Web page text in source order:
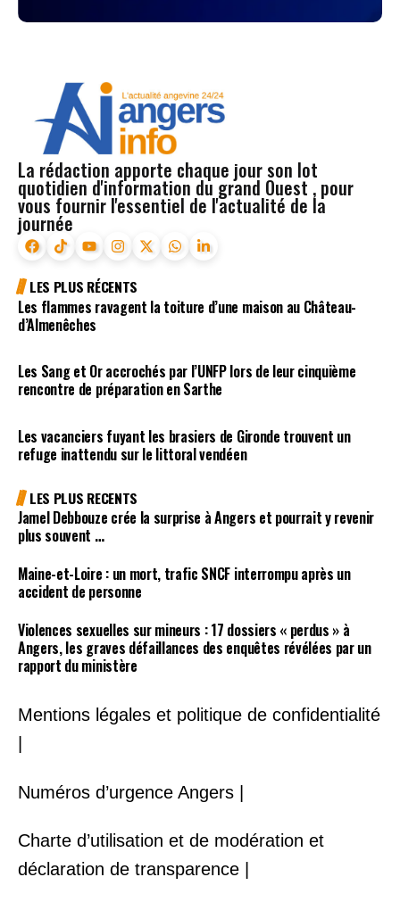
La rédaction apporte chaque jour son lot
quotidien d'information du grand Ouest , pour
vous fournir l'essentiel de l'actualité de la
journée
LES PLUS RÉCENTS
Les flammes ravagent la toiture d’une maison au Château-
d’Almenêches
Les Sang et Or accrochés par l’UNFP lors de leur cinquième
rencontre de préparation en Sarthe
Les vacanciers fuyant les brasiers de Gironde trouvent un
refuge inattendu sur le littoral vendéen
LES PLUS RECENTS
Jamel Debbouze crée la surprise à Angers et pourrait y revenir
plus souvent …
Maine-et-Loire : un mort, trafic SNCF interrompu après un
accident de personne
Violences sexuelles sur mineurs : 17 dossiers « perdus » à
Angers, les graves défaillances des enquêtes révélées par un
rapport du ministère
Mentions légales et politique de confidentialité
Numéros d’urgence Angers |
Charte d’utilisation et de modération et
déclaration de transparence |